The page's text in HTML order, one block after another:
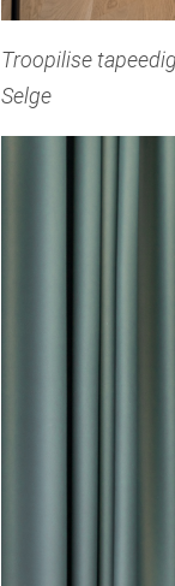
Troopilise
Selge